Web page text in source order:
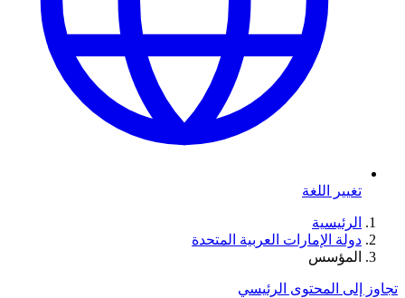
تغيير اللغة
الرئيسية
دولة الإمارات العربية المتحدة
المؤسس
تجاوز إلى المحتوى الرئيسي